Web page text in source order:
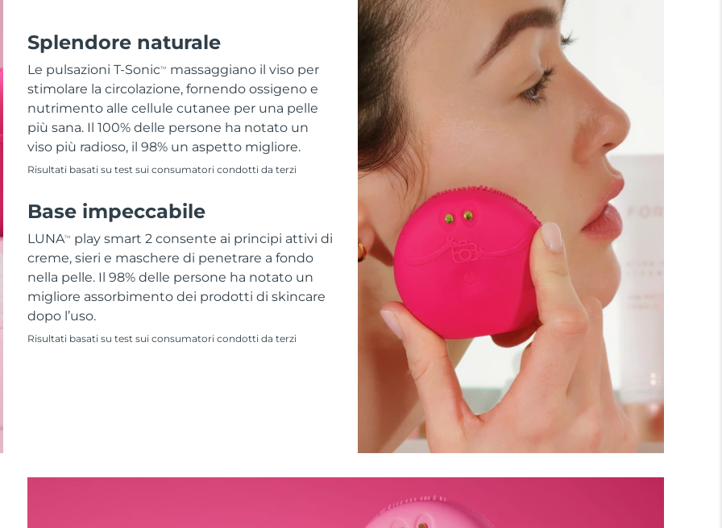
Splendore naturale
Le pulsazioni T-SonicTM
massaggiano il viso per
stimolare la circolazione, fornendo ossigeno e
nutrimento alle cellule cutanee per una pelle
più sana. Il 100% delle persone ha notato un
viso più radioso, il 98% un aspetto migliore.
Risultati basati su test sui consumatori condotti da terzi
Base impeccabile
LUNATM
play smart 2 consente ai principi attivi di
creme, sieri e maschere di penetrare a fondo
nella pelle. Il 98% delle persone ha notato un
migliore assorbimento dei prodotti di skincare
dopo l’uso.
Risultati basati su test sui consumatori condotti da terzi